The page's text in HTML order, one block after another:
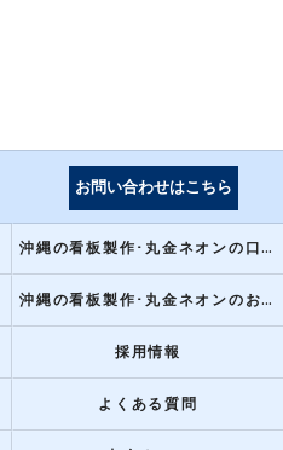
お問い合わせはこちら
沖縄の看板製作･丸金ネオンの口コミ情報
沖縄の看板製作･丸金ネオンのお客様の声
採用情報
よくある質問